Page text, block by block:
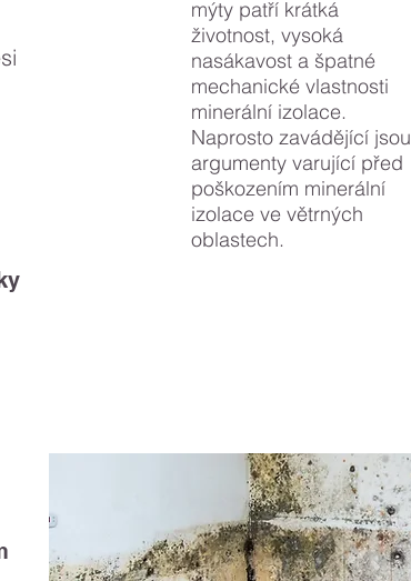
mýty patří krátká
životnost, vysoká
nasákavost a špatné
mechanické vlastnosti
minerální izolace.
Naprosto zavádějící jsou
argumenty varující před
poškozením minerální
izolace ve větrných
oblastech.